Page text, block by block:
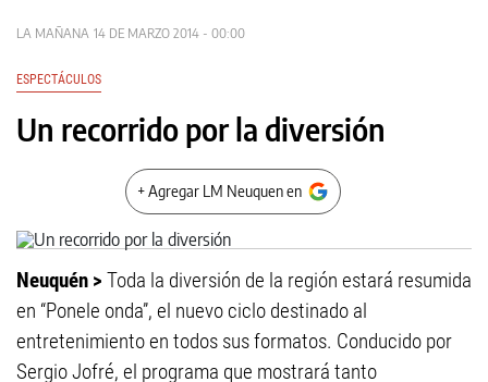
LA MAÑANA 14 DE MARZO 2014 - 00:00
ESPECTÁCULOS
Un recorrido por la diversión
+ Agregar LM Neuquen en
Neuquén > Toda la diversión de la región estará resumida
en “Ponele onda”, el nuevo ciclo destinado al
entretenimiento en todos sus formatos. Conducido por
Sergio Jofré, el programa que mostrará tanto